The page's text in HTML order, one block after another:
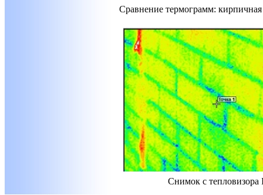
Сравнение термограмм: кирпичная
Снимок с тепловизора